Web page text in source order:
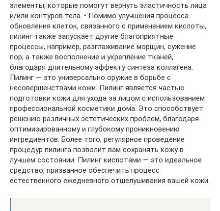
элементы, которые помогут вернуть эластичность лица
и/или контуров тела. • Помимо улучшения процесса
обновления клеток, связанного с применением кислоты,
пилинг также запускает другие благоприятные
процессы, например, разглаживание морщин, сужение
пор, а также восполнение и укрепление тканей,
благодаря длительному эффекту синтеза коллагена.
Пилинг — это универсально оружие в борьбе с
несовершенствами кожи. Пилинг является частью
подготовки кожи для ухода за лицом с использованием
профессиональной косметики дома. Это способствует
решению различных эстетических проблем, благодаря
оптимизированному и глубокому проникновению
ингредиентов. Более того, регулярное проведение
процедур пилинга позволит вам сохранять кожу в
лучшем состоянии. Пилинг кислотами — это идеальное
средство, призванное обеспечить процесс
естественного ежедневного отшелушивания вашей кожи.